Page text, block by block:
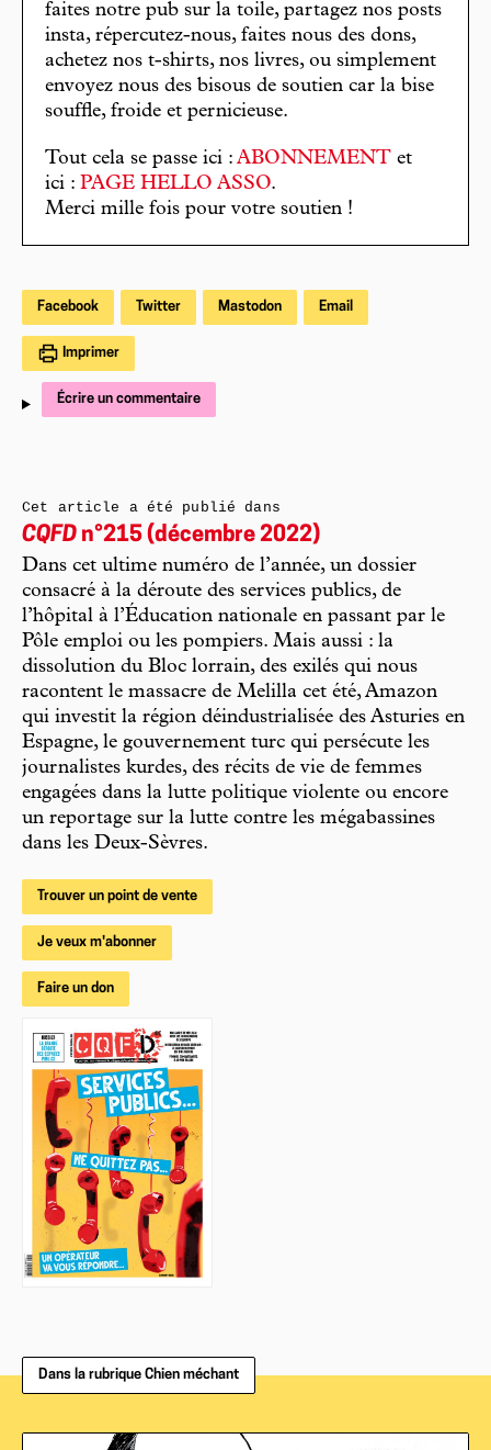
faites notre pub sur la toile, partagez nos posts
insta, répercutez-nous, faites nous des dons,
achetez nos t-shirts, nos livres, ou simplement
envoyez nous des bisous de soutien car la bise
souffle, froide et pernicieuse.
Tout cela se passe ici : ABONNEMENT et
ici : PAGE HELLO ASSO.
Merci mille fois pour votre soutien !
Facebook Twitter Mastodon Email
Imprimer
Écrire un commentaire
Cet article a été publié dans
CQFD n°215 (décembre 2022)
Dans cet ultime numéro de l’année, un dossier
consacré à la déroute des services publics, de
l’hôpital à l’Éducation nationale en passant par le
Pôle emploi ou les pompiers. Mais aussi : la
dissolution du Bloc lorrain, des exilés qui nous
racontent le massacre de Melilla cet été, Amazon
qui investit la région déindustrialisée des Asturies en
Espagne, le gouvernement turc qui persécute les
journalistes kurdes, des récits de vie de femmes
engagées dans la lutte politique violente ou encore
un reportage sur la lutte contre les mégabassines
dans les Deux-Sèvres.
Trouver un point de vente
Je veux m'abonner
Faire un don
Dans la rubrique Chien méchant